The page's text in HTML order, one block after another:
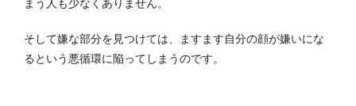
まう人も少なくありません。
そして嫌な部分を見つけては、ますます自分の顔が嫌いにな
るという悪循環に陥ってしまうのです。